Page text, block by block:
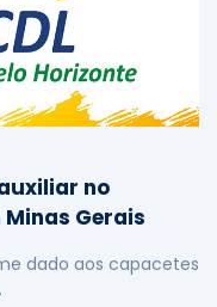
no
Gerais
dado aos capacetes